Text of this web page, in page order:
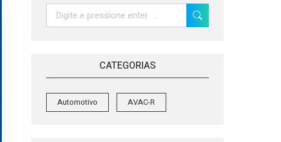
Search:
CATEGORIAS
Automotivo AVAC-R